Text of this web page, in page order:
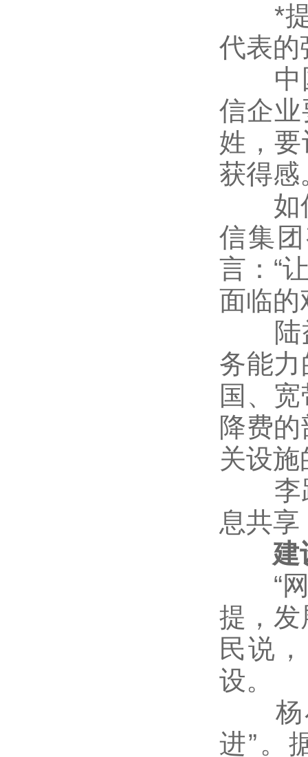
*提
代表的
中国
信企
姓，
获得感
如何
信集
言：“
面临的
陆益
务能
国、
降费
关设
李跃
息共享
建设
“网
提，发
民说
设。
杨小
进”。